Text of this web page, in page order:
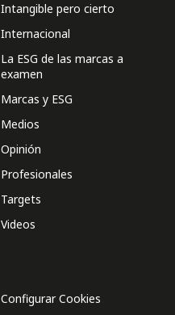
Intangible pero cierto
Internacional
La ESG de las marcas a
examen
Marcas y ESG
Medios
Opinión
Profesionales
Targets
Videos
Configurar Cookies